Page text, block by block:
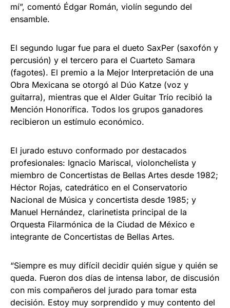
mí”, comentó Édgar Román, violín segundo del
ensamble.
El segundo lugar fue para el dueto SaxPer (saxofón y
percusión) y el tercero para el Cuarteto Samara
(fagotes). El premio a la Mejor Interpretación de una
Obra Mexicana se otorgó al Dúo Katze (voz y
guitarra), mientras que el Alder Guitar Trío recibió la
Mención Honorífica. Todos los grupos ganadores
recibieron un estímulo económico.
El jurado estuvo conformado por destacados
profesionales: Ignacio Mariscal, violonchelista y
miembro de Concertistas de Bellas Artes desde 1982;
Héctor Rojas, catedrático en el Conservatorio
Nacional de Música y concertista desde 1985; y
Manuel Hernández, clarinetista principal de la
Orquesta Filarmónica de la Ciudad de México e
integrante de Concertistas de Bellas Artes.
“Siempre es muy difícil decidir quién sigue y quién se
queda. Fueron dos días de intensa labor, de discusión
con mis compañeros del jurado para tomar esta
decisión. Estoy muy sorprendido y muy contento del